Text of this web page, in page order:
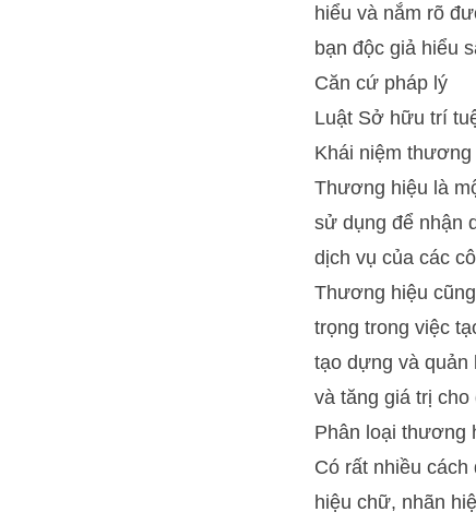
hiểu và nắm rõ
bạn độc giả hiểu
Căn cứ pháp lý
Luật Sở hữu trí
Khái niệm thương
Thương hiệu là
sử dụng để nhận
dịch vụ của các
Thương hiệu
trọng trong việc
tạo dựng và quản
và tăng giá trị cho
Phân loại thương
Có rất nhiều
hiệu chữ, nhãn